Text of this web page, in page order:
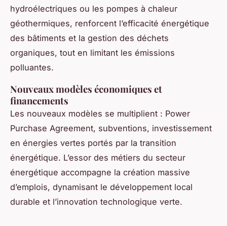
hydroélectriques ou les pompes à chaleur
géothermiques, renforcent l’efficacité énergétique
des bâtiments et la gestion des déchets
organiques, tout en limitant les émissions
polluantes.
Nouveaux modèles économiques et
financements
Les nouveaux modèles se multiplient : Power
Purchase Agreement, subventions, investissement
en énergies vertes portés par la transition
énergétique. L’essor des métiers du secteur
énergétique accompagne la création massive
d’emplois, dynamisant le développement local
durable et l’innovation technologique verte.